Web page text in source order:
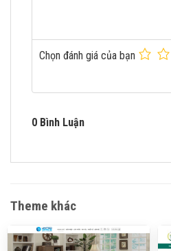
Chọn đánh giá của bạn
0 Bình Luận
Theme khác